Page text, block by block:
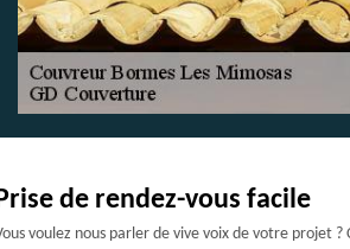
de rendez-vous facile
voulez nous parler de vive voix de votre projet